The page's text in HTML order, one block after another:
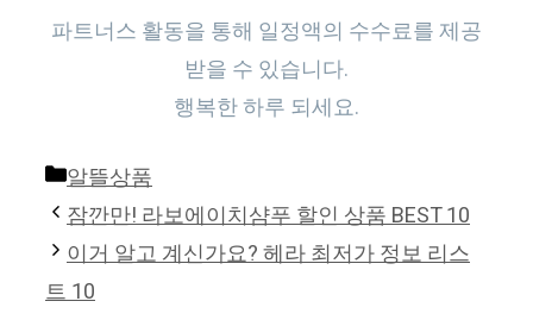
파트너스 활동을 통해 일정액의 수수료를 제공
받을 수 있습니다.
행복한 하루 되세요.
Categories
알뜰상품
잠깐만! 라보에이치샴푸 할인 상품 BEST 10
이거 알고 계신가요? 헤라 최저가 정보 리스
트 10